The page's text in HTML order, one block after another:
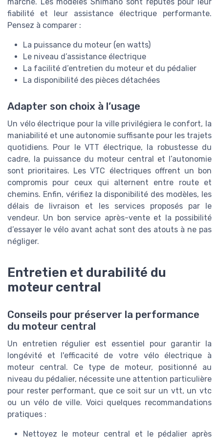
fiabilité et leur assistance électrique performante.
Pensez à comparer :
La puissance du moteur (en watts)
Le niveau d’assistance électrique
La facilité d’entretien du moteur et du pédalier
La disponibilité des pièces détachées
Adapter son choix à l’usage
Un vélo électrique pour la ville privilégiera le confort, la
maniabilité et une autonomie suffisante pour les trajets
quotidiens. Pour le VTT électrique, la robustesse du
cadre, la puissance du moteur central et l’autonomie
sont prioritaires. Les VTC électriques offrent un bon
compromis pour ceux qui alternent entre route et
chemins. Enfin, vérifiez la disponibilité des modèles, les
délais de livraison et les services proposés par le
vendeur. Un bon service après-vente et la possibilité
d’essayer le vélo avant achat sont des atouts à ne pas
négliger.
Entretien et durabilité du
moteur central
Conseils pour préserver la performance
du moteur central
Un entretien régulier est essentiel pour garantir la
longévité et l'efficacité de votre vélo électrique à
moteur central. Ce type de moteur, positionné au
niveau du pédalier, nécessite une attention particulière
pour rester performant, que ce soit sur un vtt, un vtc
ou un vélo de ville. Voici quelques recommandations
pratiques :
Nettoyez le moteur central et le pédalier après